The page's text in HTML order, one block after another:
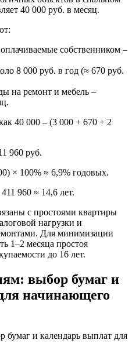
40 000 руб. в месяц.
собственником –
8 000 руб. в год (≈ 670 руб.
на ремонт и мебель –
40 000 – (3 000 + 670 + 2
960 руб.
× 100% ≈ 6,9% годовых.
960 ≈ 14,6 лет.
с простоями квартиры
нагрузки и
Для минимизации
1–2 месяца простоя
до 16 лет.
выбор бумаг и
начинающего